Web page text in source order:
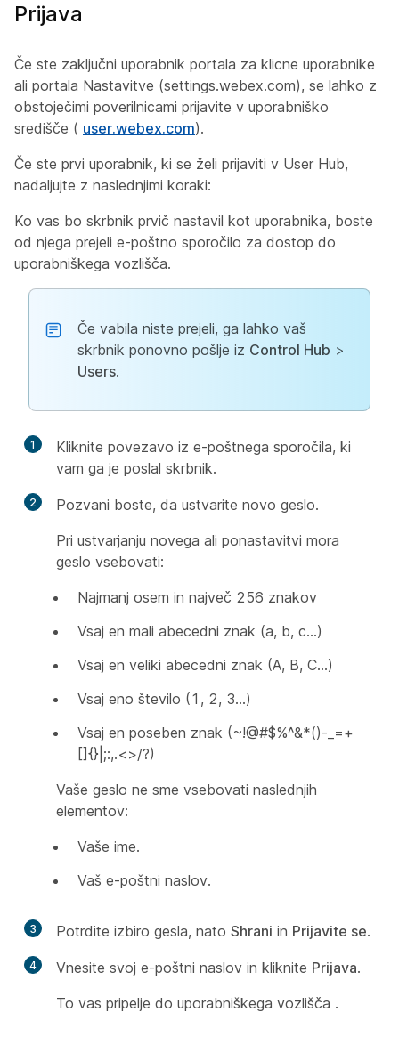
Prijava
Če ste zaključni uporabnik portala za klicne uporabnike
ali portala Nastavitve (settings.webex.com), se lahko z
obstoječimi poverilnicami prijavite v uporabniško
središče ( user.webex.com).
Če ste prvi uporabnik, ki se želi prijaviti v User Hub,
nadaljujte z naslednjimi koraki:
Ko vas bo skrbnik prvič nastavil kot uporabnika, boste
od njega prejeli e-poštno sporočilo za dostop do
uporabniškega vozlišča.
Če vabila niste prejeli, ga lahko vaš
skrbnik ponovno pošlje iz Control Hub >
Users.
1
Kliknite povezavo iz e-poštnega sporočila, ki
vam ga je poslal skrbnik.
2
Pozvani boste, da ustvarite novo geslo.
Pri ustvarjanju novega ali ponastavitvi mora
geslo vsebovati:
Najmanj osem in največ 256 znakov
Vsaj en mali abecedni znak (a, b, c...)
Vsaj en veliki abecedni znak (A, B, C...)
Vsaj eno število (1, 2, 3...)
Vsaj en poseben znak (~!@#$%^&*()-_=+
[]{}|;:,.<>/?)
Vaše geslo ne sme vsebovati naslednjih
elementov:
Vaše ime.
Vaš e-poštni naslov.
3 Potrdite izbiro gesla, nato Shrani in Prijavite se.
4 Vnesite svoj e-poštni naslov in kliknite Prijava.
To vas pripelje do uporabniškega vozlišča .